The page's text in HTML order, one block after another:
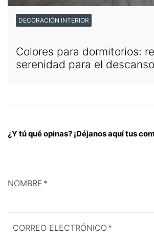
DECORACIÓN INTERIOR
Colores para dormitorios:
serenidad para el
¿Y tú qué opinas? ¡Déjanos aquí tus
NOMBRE *
CORREO ELECTRÓNICO *